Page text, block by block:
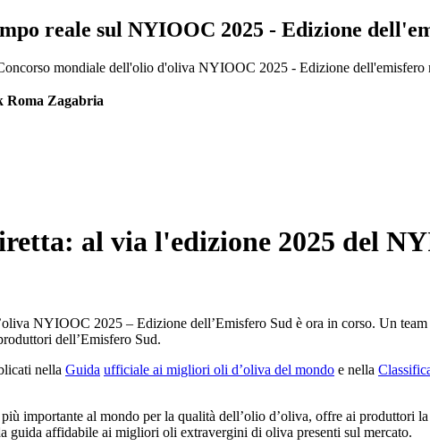
reale sul NYIOOC 2025 - Edizione
mondiale dell'olio d'oliva NYIOOC 2025 - Edizione
Roma Zagabria
al via l'edizione 2025 del
NYIOOC 2025 – Edizione dell’Emisfero Sud è ora in corso. Un
dell’Emisfero Sud.
nella Guida ufficiale ai migliori oli d’oliva del mondo e nella
importante al mondo per la qualità dell’olio d’oliva, offre ai produttori
guida affidabile ai migliori oli extravergini di oliva presenti sul mercato.